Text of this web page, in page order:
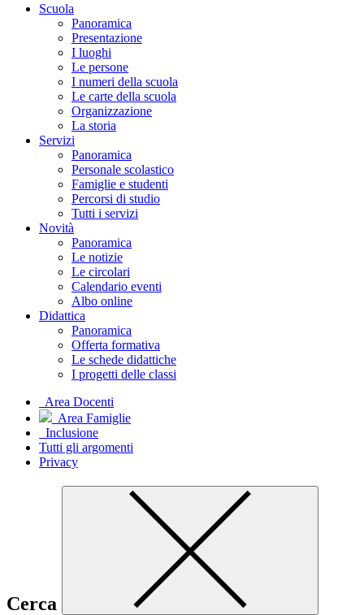
Scuola
Panoramica
Presentazione
I luoghi
Le persone
I numeri della scuola
Le carte della scuola
Organizzazione
La storia
Servizi
Panoramica
Personale scolastico
Famiglie e studenti
Percorsi di studio
Tutti i servizi
Novità
Panoramica
Le notizie
Le circolari
Calendario eventi
Albo online
Didattica
Panoramica
Offerta formativa
Le schede didattiche
I progetti delle classi
Area Docenti
Area Famiglie
Inclusione
Tutti gli argomenti
Privacy
Cerca